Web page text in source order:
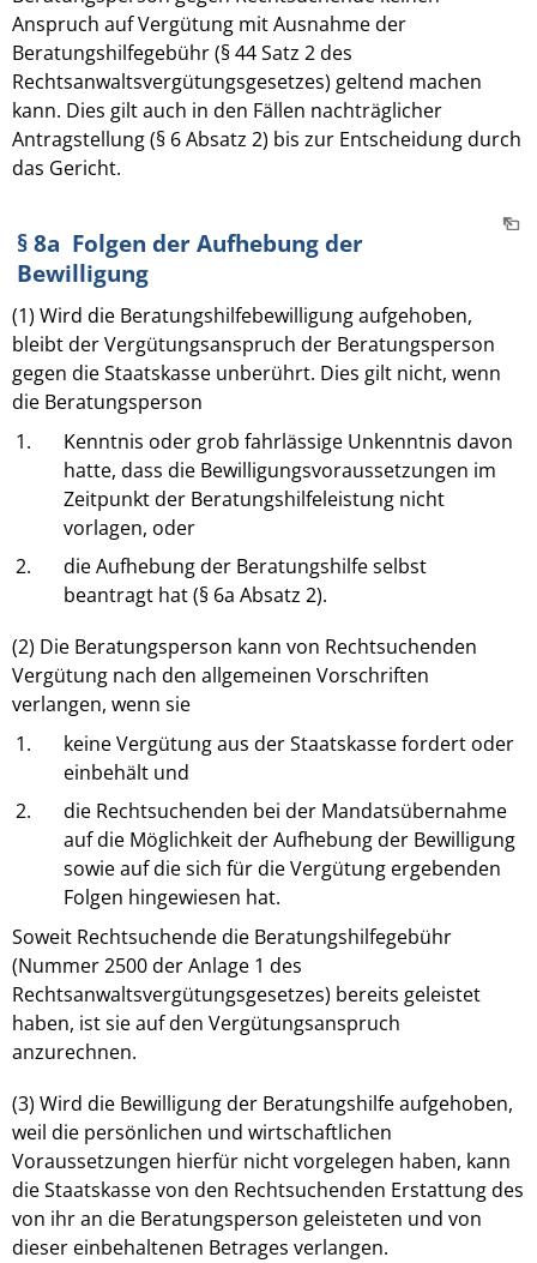
Anspruch auf Vergütung mit Ausnahme der
Beratungshilfegebühr (§ 44 Satz 2 des
Rechtsanwaltsvergütungsgesetzes) geltend machen
kann. Dies gilt auch in den Fällen nachträglicher
Antragstellung (§ 6 Absatz 2) bis zur Entscheidung durch
das Gericht.
§ 8a Folgen der Aufhebung der
Bewilligung
(1) Wird die Beratungshilfebewilligung aufgehoben,
bleibt der Vergütungsanspruch der Beratungsperson
gegen die Staatskasse unberührt. Dies gilt nicht, wenn
die Beratungsperson
1.
Kenntnis oder grob fahrlässige Unkenntnis davon
hatte, dass die Bewilligungsvoraussetzungen im
Zeitpunkt der Beratungshilfeleistung nicht
vorlagen, oder
2.
die Aufhebung der Beratungshilfe selbst
beantragt hat (§ 6a Absatz 2).
(2) Die Beratungsperson kann von Rechtsuchenden
Vergütung nach den allgemeinen Vorschriften
verlangen, wenn sie
1.
keine Vergütung aus der Staatskasse fordert oder
einbehält und
2.
die Rechtsuchenden bei der Mandatsübernahme
auf die Möglichkeit der Aufhebung der Bewilligung
sowie auf die sich für die Vergütung ergebenden
Folgen hingewiesen hat.
Soweit Rechtsuchende die Beratungshilfegebühr
(Nummer 2500 der Anlage 1 des
Rechtsanwaltsvergütungsgesetzes) bereits geleistet
haben, ist sie auf den Vergütungsanspruch
anzurechnen.
(3) Wird die Bewilligung der Beratungshilfe aufgehoben,
weil die persönlichen und wirtschaftlichen
Voraussetzungen hierfür nicht vorgelegen haben, kann
die Staatskasse von den Rechtsuchenden Erstattung des
von ihr an die Beratungsperson geleisteten und von
dieser einbehaltenen Betrages verlangen.